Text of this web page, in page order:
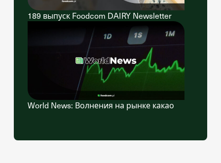
189 выпуск Foodcom DAIRY Newsletter
World News: Волнения на рынке какао